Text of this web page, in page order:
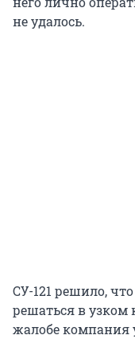
не удалось.
СУ-121 решило,
решаться в узком
жалобе компания